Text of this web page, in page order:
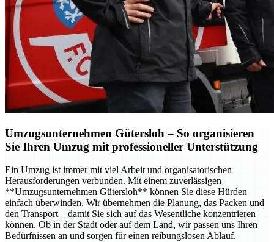
Umzugsunternehmen Gütersloh – So organisieren
Sie Ihren Umzug mit professioneller Unterstützung
Ein Umzug ist immer mit viel Arbeit und organisatorischen
Herausforderungen verbunden. Mit einem zuverlässigen
**Umzugsunternehmen Gütersloh** können Sie diese Hürden
einfach überwinden. Wir übernehmen die Planung, das Packen und
den Transport – damit Sie sich auf das Wesentliche konzentrieren
können. Ob in der Stadt oder auf dem Land, wir passen uns Ihren
Bedürfnissen an und sorgen für einen reibungslosen Ablauf.